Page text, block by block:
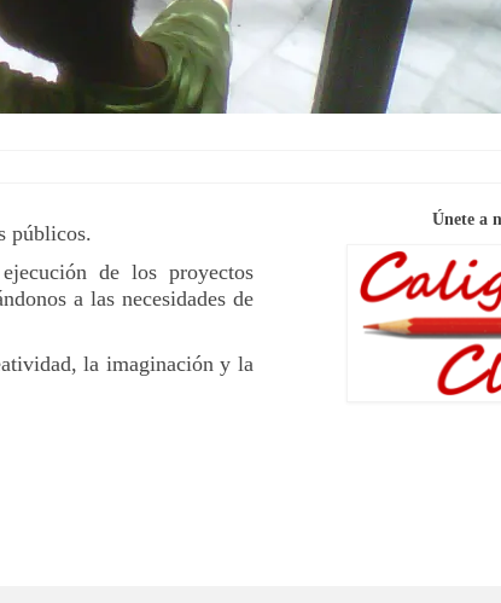
públicos.
de los proyectos
a las necesidades de
la imaginación y la
Únete a